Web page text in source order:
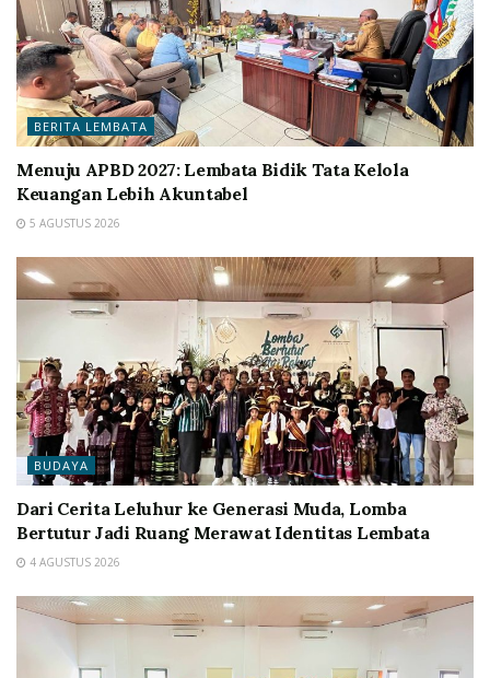
BERITA LEMBATA
Menuju APBD 2027: Lembata Bidik Tata Kelola
Keuangan Lebih Akuntabel
5 AGUSTUS 2026
BUDAYA
Dari Cerita Leluhur ke Generasi Muda, Lomba
Bertutur Jadi Ruang Merawat Identitas Lembata
4 AGUSTUS 2026